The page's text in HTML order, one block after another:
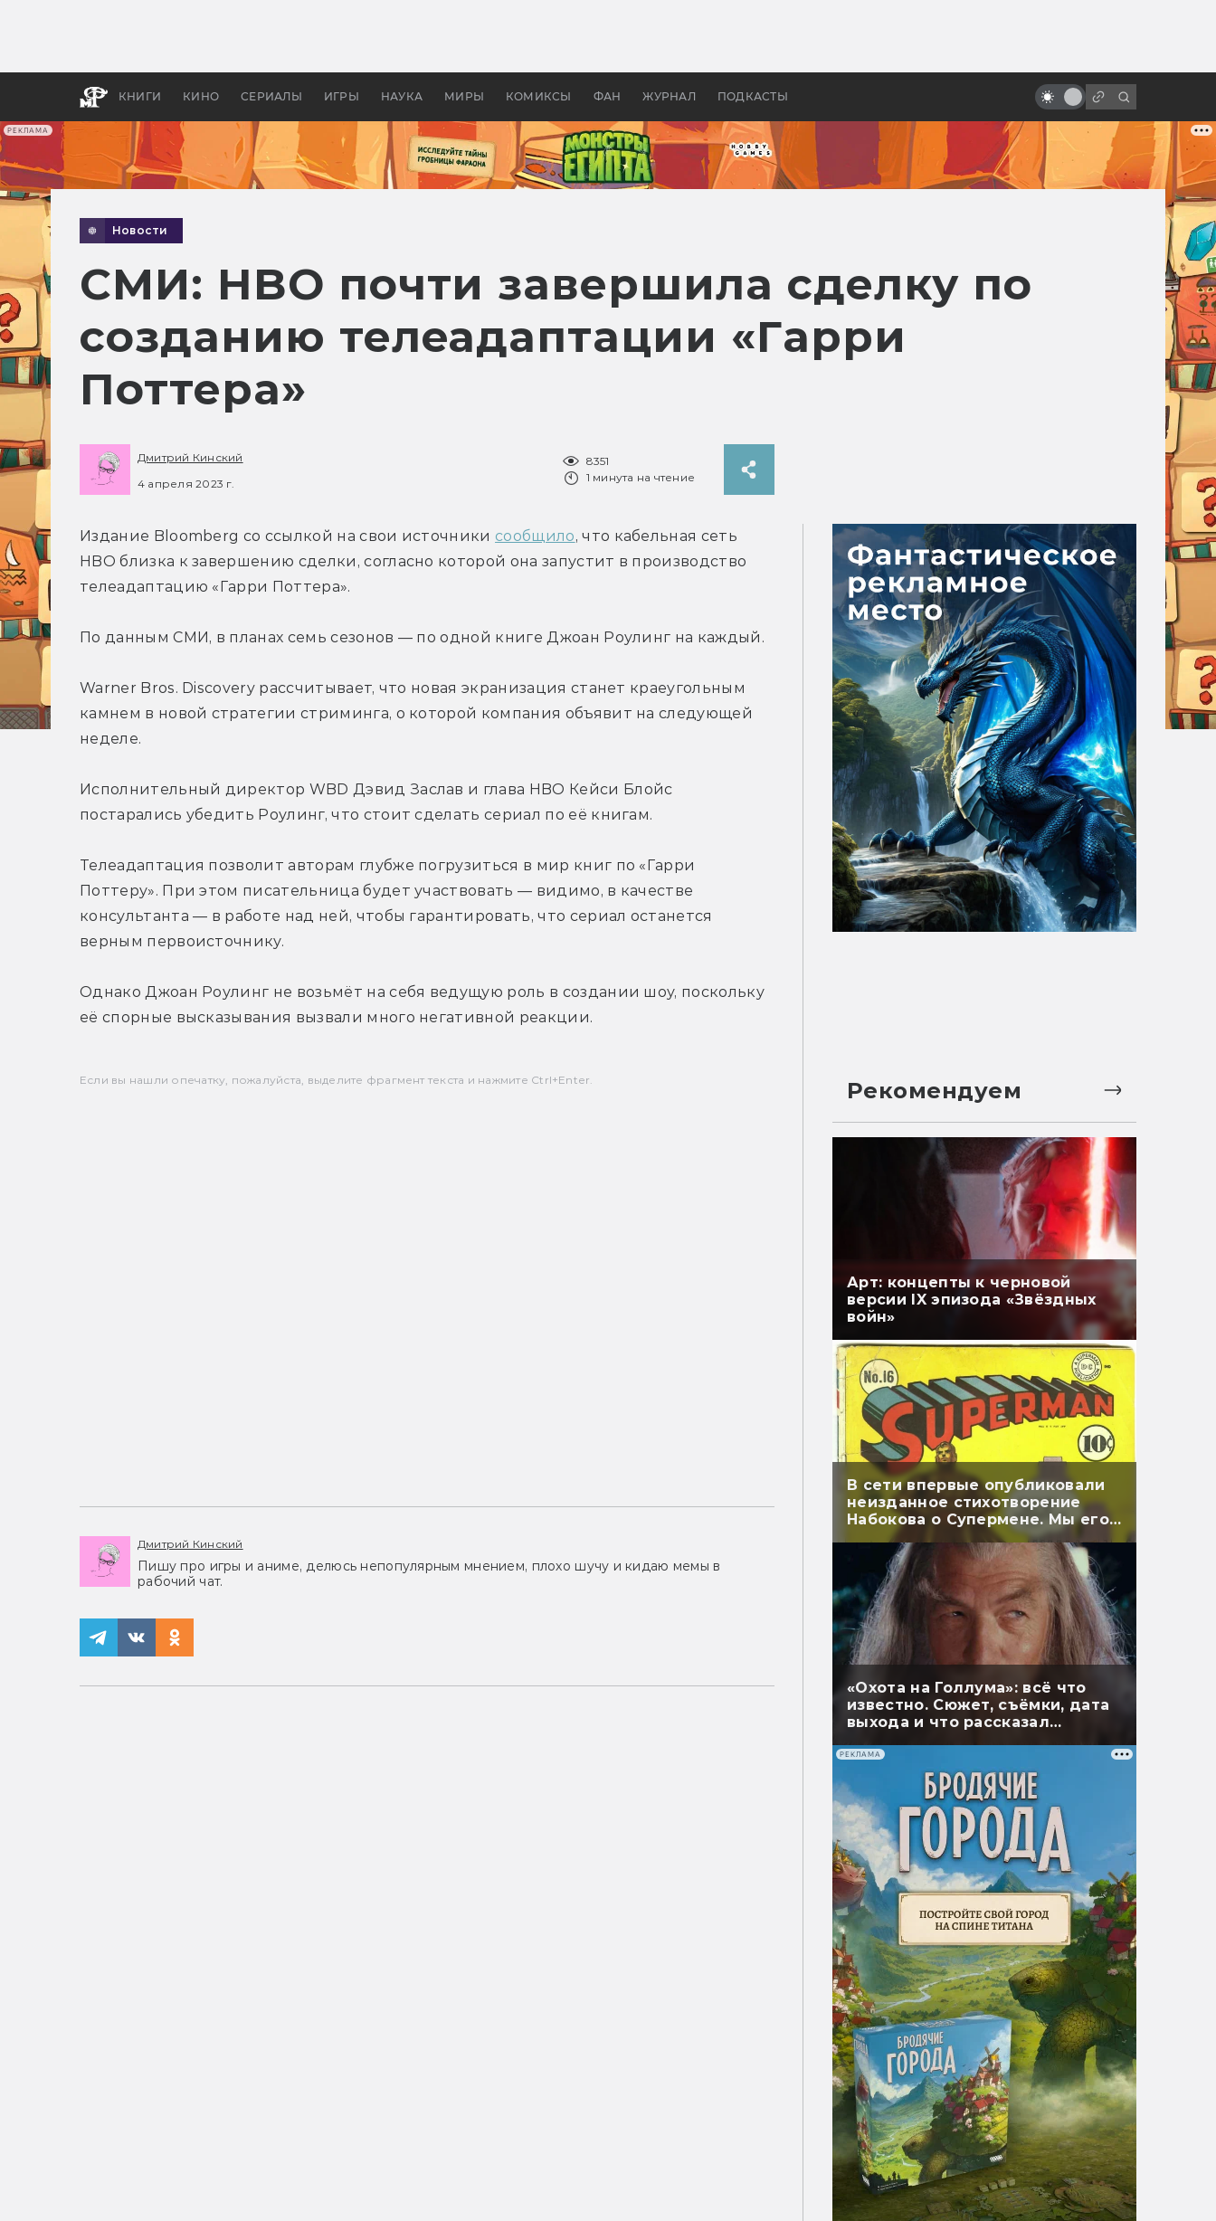
РЕКЛАМА
КНИГИ КИНО СЕРИАЛЫ ИГРЫ НАУКА МИРЫ КОМИКСЫ ФАН ЖУРНАЛ ПОДКАСТЫ
апокалипсис, в России —
бы «Властелина колец»
ли он проверку временем?
Новости
СМИ: HBO почти завершила сделку по
созданию телеадаптации «Гарри
Поттера»
Дмитрий Кинский
4 апреля 2023 г.
8351
1 минута на чтение
Издание Bloomberg со ссылкой на свои источники сообщило, что кабельная сеть
HBO близка к завершению сделки, согласно которой она запустит в производство
телеадаптацию «Гарри Поттера».
По данным СМИ, в планах семь сезонов — по одной книге Джоан Роулинг на каждый.
Warner Bros. Discovery рассчитывает, что новая экранизация станет краеугольным
камнем в новой стратегии стриминга, о которой компания объявит на следующей
неделе.
Исполнительный директор WBD Дэвид Заслав и глава HBO Кейси Блойс
постарались убедить Роулинг, что стоит сделать сериал по её книгам.
Телеадаптация позволит авторам глубже погрузиться в мир книг по «Гарри
Поттеру». При этом писательница будет участвовать — видимо, в качестве
консультанта — в работе над ней, чтобы гарантировать, что сериал останется
верным первоисточнику.
Однако Джоан Роулинг не возьмёт на себя ведущую роль в создании шоу, поскольку
её спорные высказывания вызвали много негативной реакции.
Если вы нашли опечатку, пожалуйста, выделите фрагмент текста и нажмите Ctrl+Enter.
Дмитрий Кинский
Пишу про игры и аниме, делюсь непопулярным мнением, плохо шучу и кидаю мемы в
рабочий чат.
Рекомендуем
Арт: концепты к черновой
версии IX эпизода «Звёздных
войн»
В сети впервые опубликовали
неизданное стихотворение
Набокова о Супермене. Мы его
перевели
«Охота на Голлума»: всё что
известно. Сюжет, съёмки, дата
выхода и что рассказал
РЕКЛАМА